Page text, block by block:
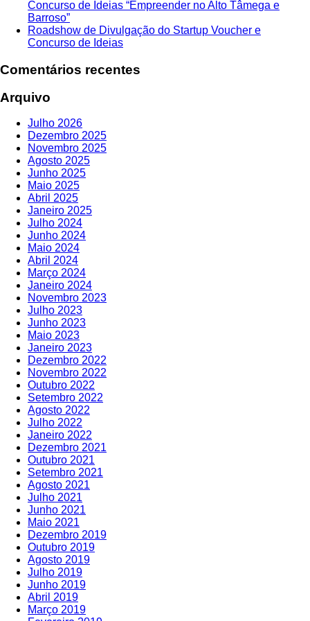
Concurso de Ideias “Empreender no Alto Tâmega e
Barroso”
Roadshow de Divulgação do Startup Voucher e
Concurso de Ideias
Comentários recentes
Arquivo
Julho 2026
Dezembro 2025
Novembro 2025
Agosto 2025
Junho 2025
Maio 2025
Abril 2025
Janeiro 2025
Julho 2024
Junho 2024
Maio 2024
Abril 2024
Março 2024
Janeiro 2024
Novembro 2023
Julho 2023
Junho 2023
Maio 2023
Janeiro 2023
Dezembro 2022
Novembro 2022
Outubro 2022
Setembro 2022
Agosto 2022
Julho 2022
Janeiro 2022
Dezembro 2021
Outubro 2021
Setembro 2021
Agosto 2021
Julho 2021
Junho 2021
Maio 2021
Dezembro 2019
Outubro 2019
Agosto 2019
Julho 2019
Junho 2019
Abril 2019
Março 2019